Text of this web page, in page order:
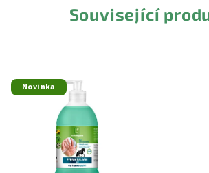
Související
Novinka